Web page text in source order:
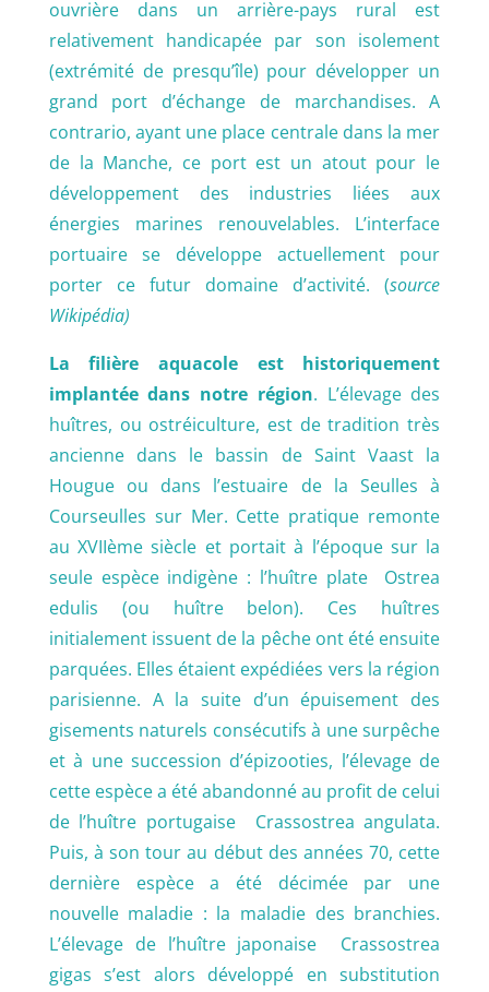
ouvrière dans un arrière-pays rural est
relativement handicapée par son isolement
(extrémité de presqu’île) pour développer un
grand port d’échange de marchandises. A
contrario, ayant une place centrale dans la mer
de la Manche, ce port est un atout pour le
développement des industries liées aux
énergies marines renouvelables. L’interface
portuaire se développe actuellement pour
porter ce futur domaine d’activité. (source
Wikipédia)
La filière aquacole est historiquement
implantée dans notre région. L’élevage des
huîtres, ou ostréiculture, est de tradition très
ancienne dans le bassin de Saint Vaast la
Hougue ou dans l’estuaire de la Seulles à
Courseulles sur Mer. Cette pratique remonte
au XVIIème siècle et portait à l’époque sur la
seule espèce indigène : l’huître plate Ostrea
edulis (ou huître belon). Ces huîtres
initialement issuent de la pêche ont été ensuite
parquées. Elles étaient expédiées vers la région
parisienne. A la suite d’un épuisement des
gisements naturels consécutifs à une surpêche
et à une succession d’épizooties, l’élevage de
cette espèce a été abandonné au profit de celui
de l’huître portugaise Crassostrea angulata.
Puis, à son tour au début des années 70, cette
dernière espèce a été décimée par une
nouvelle maladie : la maladie des branchies.
L’élevage de l’huître japonaise Crassostrea
gigas s’est alors développé en substitution